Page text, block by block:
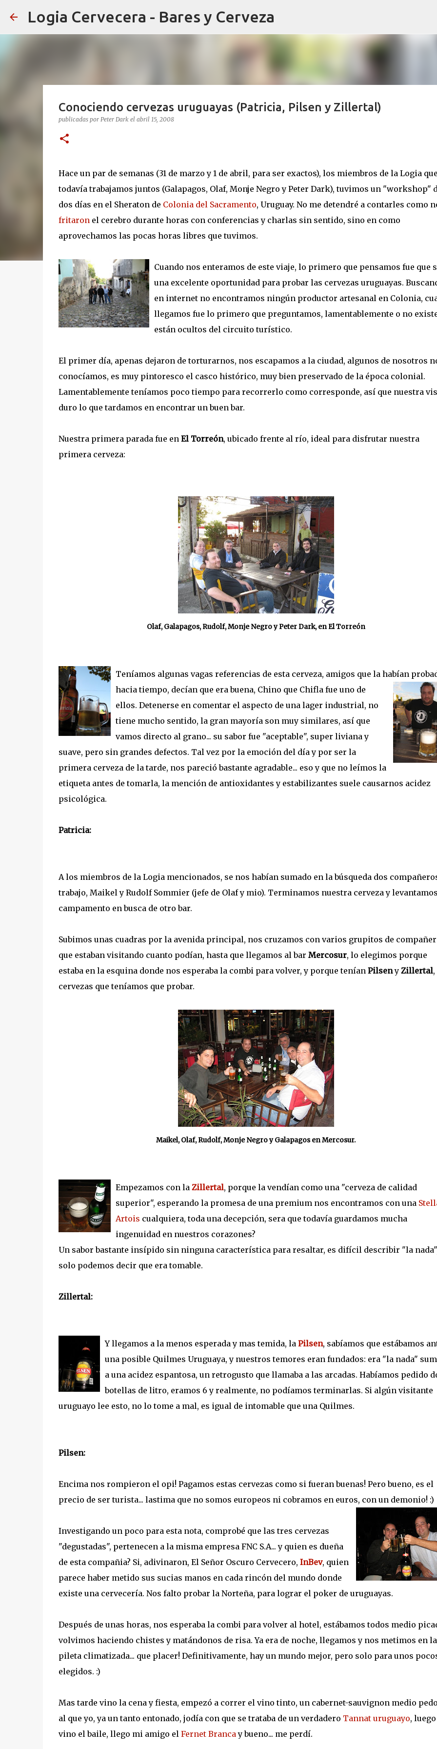
Logia Cervecera - Bares y Cerveza
Conociendo cervezas uruguayas (Patricia, Pilsen y Zillertal)
publicadas por Peter Dark el abril 15, 2008
Hace un par de semanas (31 de marzo y 1 de abril, para ser exactos), los miembros de la Logia
todavía trabajamos juntos (Galapagos, Olaf, Monje Negro y Peter Dark), tuvimos un "workshop"
dos días en el Sheraton de Colonia del Sacramento, Uruguay. No me detendré a contarles como
fritaronel cerebro durante horas con conferencias y charlas sin sentido, sino en como
aprovechamos las pocas horas libres que tuvimos.
Cuando nos enteramos de este viaje, lo primero que pensamos fue que
una excelente oportunidad para probar las cervezas uruguayas.
en internet no encontramos ningún productor artesanal en Colonia,
llegamos fue lo primero que preguntamos, lamentablemente o no
están ocultos del circuito turístico.
El primer día, apenas dejaron de torturarnos, nos escapamos a la ciudad, algunos de nosotros
conocíamos, es muy pintoresco el casco histórico, muy bien preservado de la época colonial.
Lamentablemente teníamos poco tiempo para recorrerlo como corresponde, así que nuestra
duro lo que tardamos en encontrar un buen bar.
Nuestra primera parada fue en El Torreón, ubicado frente al río, ideal para disfrutar nuestra
primera cerveza:
Olaf, Galapagos, Rudolf, Monje Negro y Peter Dark, en El Torreón
Teníamos algunas vagas referencias de esta cerveza, amigos que la habían
hacia tiempo, decían que era buena, Chino que Chifla fue uno de
ellos. Detenerse en comentar el aspecto de una lager industrial, no
tiene mucho sentido, la gran mayoría son muy similares, así que
vamos directo al grano... su sabor fue "aceptable", super liviana y
suave, pero sin grandes defectos. Tal vez por la emoción del día y por ser la
primera cerveza de la tarde, nos pareció bastante agradable... eso y que no leímos la
etiqueta antes de tomarla, la mención de antioxidantes y estabilizantes suele causarnos acidez
psicológica.
Patricia:
A los miembros de la Logia mencionados, se nos habían sumado en la búsqueda dos
trabajo, Maikel y Rudolf Sommier (jefe de Olaf y mio). Terminamos nuestra cerveza y
campamento en busca de otro bar.
Subimos unas cuadras por la avenida principal, nos cruzamos con varios grupitos de
que estaban visitando cuanto podían, hasta que llegamos al bar Mercosur, lo elegimos porque
estaba en la esquina donde nos esperaba la combi para volver, y porque tenían Pilseny Zillertal,
cervezas que teníamos que probar.
Maikel, Olaf, Rudolf, Monje Negro y Galapagos en Mercosur.
Empezamos con la Zillertal, porque la vendían como una "cerveza de calidad
superior", esperando la promesa de una premium nos encontramos con una
Artois cualquiera, toda una decepción, sera que todavía guardamos mucha
ingenuidad en nuestros corazones?
Un sabor bastante insípido sin ninguna característica para resaltar, es difícil describir "la
solo podemos decir que era tomable.
Zillertal:
Y llegamos a la menos esperada y mas temida, la Pilsen, sabíamos que estábamos
una posible Quilmes Uruguaya, y nuestros temores eran fundados: era "la nada"
a una acidez espantosa, un retrogusto que llamaba a las arcadas. Habíamos pedido
botellas de litro, eramos 6 y realmente, no podíamos terminarlas. Si algún visitante
uruguayo lee esto, no lo tome a mal, es igual de intomable que una Quilmes.
Pilsen:
Encima nos rompieron el opi! Pagamos estas cervezas como si fueran buenas! Pero bueno, es el
precio de ser turista... lastima que no somos europeos ni cobramos en euros, con un demonio! :)
Investigando un poco para esta nota, comprobé que las tres cervezas
"degustadas", pertenecen a la misma empresa FNC S.A... y quien es dueña
de esta compañia? Si, adivinaron, El Señor Oscuro Cervecero, InBev, quien
parece haber metido sus sucias manos en cada rincón del mundo donde
existe una cervecería. Nos falto probar la Norteña, para lograr el poker de uruguayas.
Después de unas horas, nos esperaba la combi para volver al hotel, estábamos todos medio
volvimos haciendo chistes y matándonos de risa. Ya era de noche, llegamos y nos metimos en la
pileta climatizada... que placer! Definitivamente, hay un mundo mejor, pero solo para unos
elegidos. :)
Mas tarde vino la cena y fiesta, empezó a correr el vino tinto, un cabernet-sauvignon medio
al que yo, ya un tanto entonado, jodía con que se trataba de un verdadero Tannat uruguayo, luego
vino el baile, llego mi amigo el Fernet Brancay bueno... me perdí.